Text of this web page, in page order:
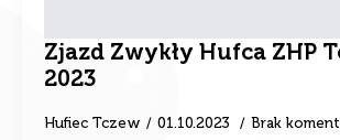
Zjazd Zwykły Hufca ZHP
2023
Hufiec Tczew 01.10.2023 Brak